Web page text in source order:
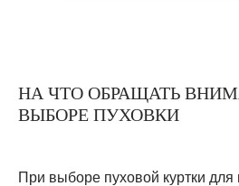
НА ЧТО ОБРАЩАТЬ
ВЫБОРЕ ПУХОВКИ
При выборе пуховой куртки